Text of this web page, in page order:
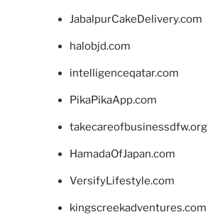
JabalpurCakeDelivery.com
halobjd.com
intelligenceqatar.com
PikaPikaApp.com
takecareofbusinessdfw.org
HamadaOfJapan.com
VersifyLifestyle.com
kingscreekadventures.com